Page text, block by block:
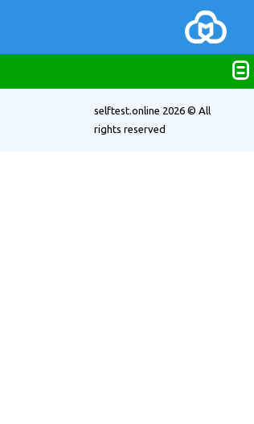
selftest.online 2026 © All
rights reserved